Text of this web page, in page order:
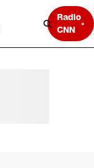
Radio
CNN